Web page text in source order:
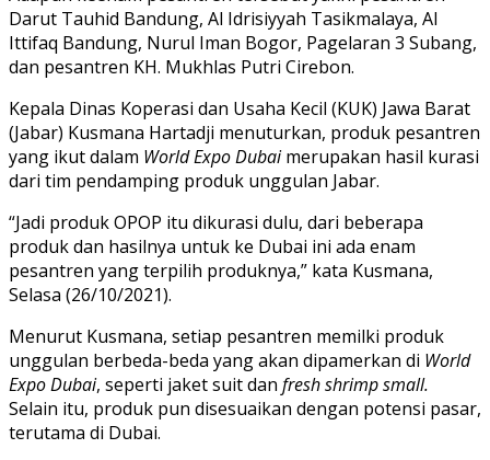
Darut Tauhid Bandung, Al Idrisiyyah Tasikmalaya, Al
Ittifaq Bandung, Nurul Iman Bogor, Pagelaran 3 Subang,
dan pesantren KH. Mukhlas Putri Cirebon.
Kepala Dinas Koperasi dan Usaha Kecil (KUK) Jawa Barat
(Jabar) Kusmana Hartadji menuturkan, produk pesantren
yang ikut dalam World Expo Dubaimerupakan hasil kurasi
dari tim pendamping produk unggulan Jabar.
“Jadi produk OPOP itu dikurasi dulu, dari beberapa
produk dan hasilnya untuk ke Dubai ini ada enam
pesantren yang terpilih produknya,” kata Kusmana,
Selasa (26/10/2021).
Menurut Kusmana, setiap pesantren memilki produk
unggulan berbeda-beda yang akan dipamerkan di World
Expo Dubai, seperti jaket suit dan fresh shrimp small.
Selain itu, produk pun disesuaikan dengan potensi pasar,
terutama di Dubai.